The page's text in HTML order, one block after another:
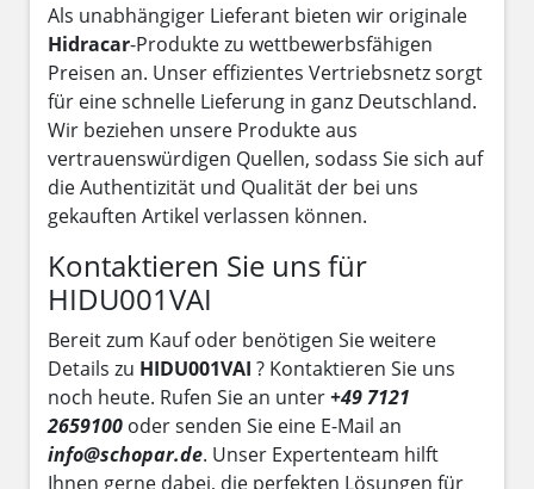
Als unabhängiger Lieferant bieten wir originale
Hidracar-Produkte zu wettbewerbsfähigen
Preisen an. Unser effizientes Vertriebsnetz sorgt
für eine schnelle Lieferung in ganz Deutschland.
Wir beziehen unsere Produkte aus
vertrauenswürdigen Quellen, sodass Sie sich auf
die Authentizität und Qualität der bei uns
gekauften Artikel verlassen können.
Kontaktieren Sie uns für
HIDU001VAI
Bereit zum Kauf oder benötigen Sie weitere
Details zu HIDU001VAI ? Kontaktieren Sie uns
noch heute. Rufen Sie an unter+49 7121
2659100 oder senden Sie eine E-Mail an
info@schopar.de. Unser Expertenteam hilft
Ihnen gerne dabei, die perfekten Lösungen für